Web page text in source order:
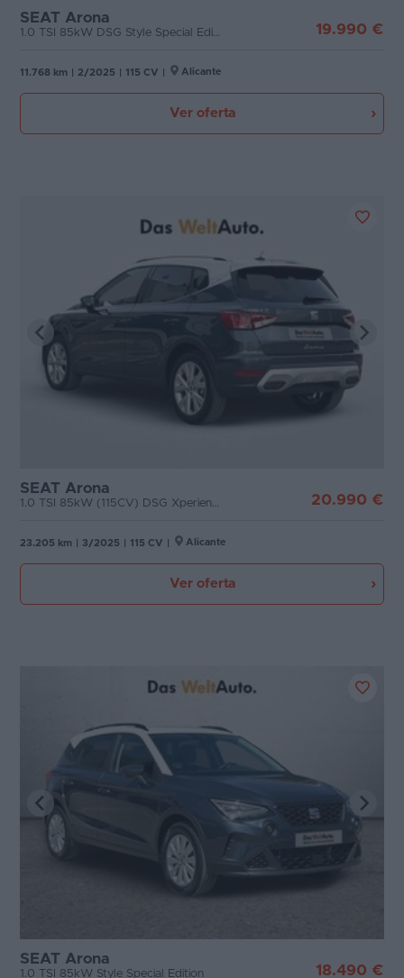
SEAT Arona
1.0 TSI 85kW DSG Style Special Edition 19.990 €
11.768 km 2/2025 115 CV Alicante
Ver oferta
SEAT Arona
1.0 TSI 85kW (115CV) DSG Xperience XS 20.990 €
23.205 km 3/2025 115 CV Alicante
Ver oferta
SEAT Arona
1.0 TSI 85kW Style Special Edition 18.490 €